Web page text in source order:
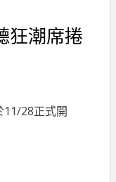
狂潮席捲
11/28正式開